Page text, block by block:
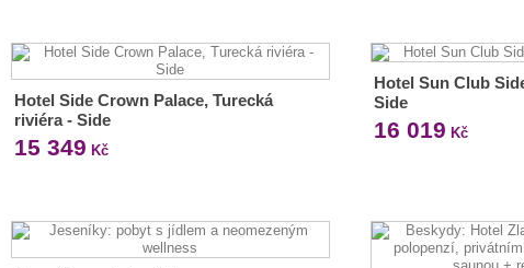
Hotel Side Crown Palace, Turecká
riviéra - Side
15 349 Kč
Hotel Sun Club
Side
16 019 Kč